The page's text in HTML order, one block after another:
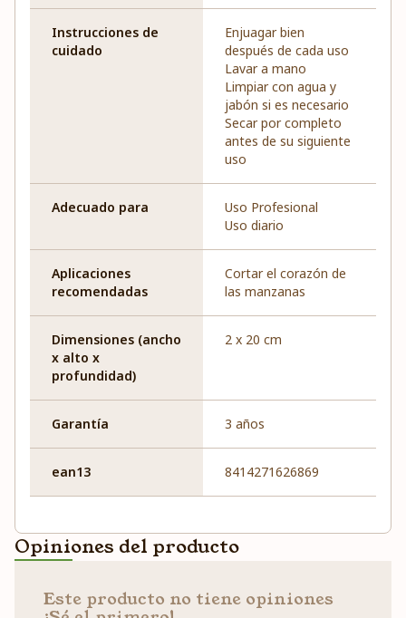
Instrucciones de
cuidado
Enjuagar bien
después de cada uso
Lavar a mano
Limpiar con agua y
jabón si es necesario
Secar por completo
antes de su siguiente
uso
Adecuado para
Uso Profesional
Uso diario
Aplicaciones
recomendadas
Cortar el corazón de
las manzanas
Dimensiones (ancho
x alto x
profundidad)
2 x 20 cm
Garantía 3 años
ean13 8414271626869
Opiniones del producto
Este producto no tiene opiniones